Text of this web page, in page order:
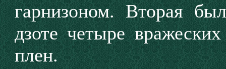
гарнизоном. Вторая
дзоте четыре
плен.